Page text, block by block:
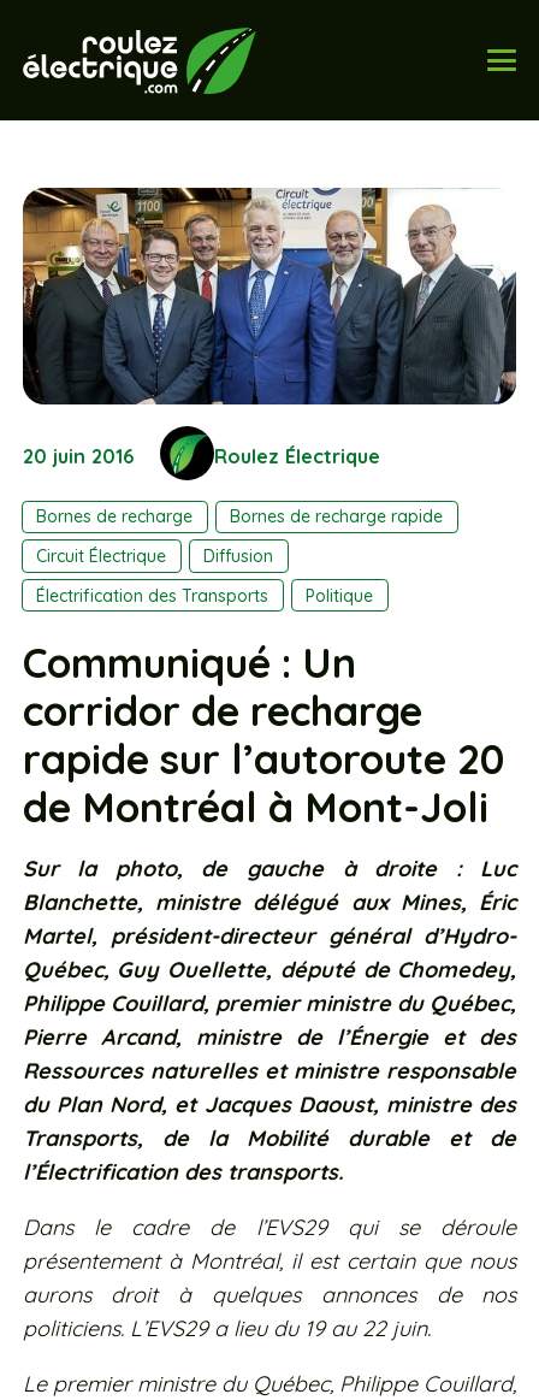
20 juin 2016 Roulez Électrique
Bornes de recharge
Bornes de recharge rapide
Circuit Électrique
Diffusion
Électrification des Transports
Politique
Communiqué : Un
corridor de recharge
rapide sur l’autoroute 20
de Montréal à Mont-Joli
Sur la photo, de gauche à droite : Luc
Blanchette, ministre délégué aux Mines, Éric
Martel, président-directeur général d’Hydro-
Québec, Guy Ouellette, député de Chomedey,
Philippe Couillard, premier ministre du Québec,
Pierre Arcand, ministre de l’Énergie et des
Ressources naturelles et ministre responsable
du Plan Nord, et Jacques Daoust, ministre des
Transports, de la Mobilité durable et de
l’Électrification des transports.
Dans le cadre de l’EVS29 qui se déroule
présentement à Montréal, il est certain que nous
aurons droit à quelques annonces de nos
politiciens. L’EVS29 a lieu du 19 au 22 juin.
Le premier ministre du Québec, Philippe Couillard,